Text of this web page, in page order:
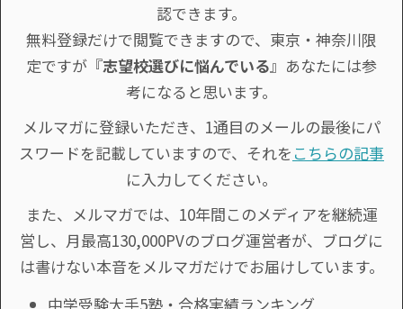
認できます。
無料登録だけで閲覧できますので、東京・神奈川限
定ですが『志望校選びに悩んでいる』あなたには参
考になると思います。
メルマガに登録いただき、1通目のメールの最後にパ
スワードを記載していますので、それを こちらの記事
に入力してください。
また、メルマガでは、10年間このメディアを継続運
営し、月最高130,000PVのブログ運営者が、ブログに
は書けない本音をメルマガだけでお届けしています。
中学受験大手5塾・合格実績ランキング